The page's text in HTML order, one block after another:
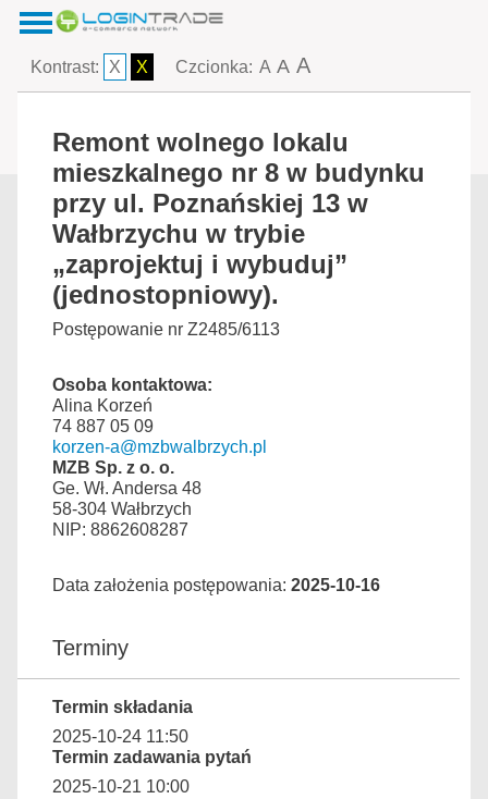
Kontrast: X X Czcionka: A A A
Remont wolnego lokalu
mieszkalnego nr 8 w budynku
przy ul. Poznańskiej 13 w
Wałbrzychu w trybie
„zaprojektuj i wybuduj”
(jednostopniowy).
Postępowanie nr Z2485/6113
Osoba kontaktowa:
Alina Korzeń
74 887 05 09
korzen-a@mzbwalbrzych.pl
MZB Sp. z o. o.
Ge. Wł. Andersa 48
58-304 Wałbrzych
NIP: 8862608287
Data założenia postępowania: 2025-10-16
Terminy
Termin składania
2025-10-24 11:50
Termin zadawania pytań
2025-10-21 10:00